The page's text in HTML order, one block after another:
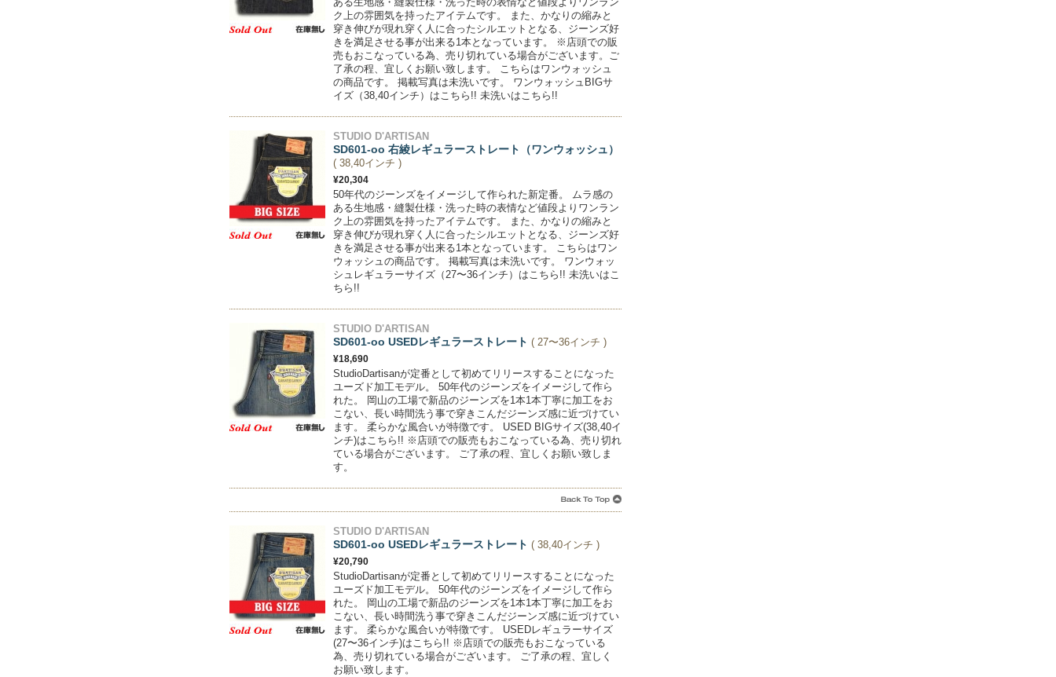
ク上の雰囲気を持ったアイテムです。 また、かなりの縮みと
穿き伸びが現れ穿く人に合ったシルエットとなる、ジーンズ好
きを満足させる事が出来る1本となっています。 ※店頭での販
売もおこなっている為、売り切れている場合がございます。ご
了承の程、宜しくお願い致します。 こちらはワンウォッシュ
の商品です。 掲載写真は未洗いです。 ワンウォッシュBIGサ
イズ（38,40インチ）はこちら!! 未洗いはこちら!!
STUDIO D'ARTISAN
SD601-oo 右綾レギュラーストレート（ワンウォッシュ）
( 38,40インチ )
¥20,304
50年代のジーンズをイメージして作られた新定番。 ムラ感の
ある生地感・縫製仕様・洗った時の表情など値段よりワンラン
ク上の雰囲気を持ったアイテムです。 また、かなりの縮みと
穿き伸びが現れ穿く人に合ったシルエットとなる、ジーンズ好
きを満足させる事が出来る1本となっています。 こちらはワン
ウォッシュの商品です。 掲載写真は未洗いです。 ワンウォッ
シュレギュラーサイズ（27〜36インチ）はこちら!! 未洗いはこ
ちら!!
STUDIO D'ARTISAN
SD601-oo USEDレギュラーストレート ( 27〜36インチ )
¥18,690
StudioDartisanが定番として初めてリリースすることになった
ユーズド加工モデル。 50年代のジーンズをイメージして作ら
れた。 岡山の工場で新品のジーンズを1本1本丁寧に加工をお
こない、長い時間洗う事で穿きこんだジーンズ感に近づけてい
ます。 柔らかな風合いが特徴です。 USED BIGサイズ(38,40イ
ンチ)はこちら!! ※店頭での販売もおこなっている為、売り切れ
ている場合がございます。 ご了承の程、宜しくお願い致しま
す。
STUDIO D'ARTISAN
SD601-oo USEDレギュラーストレート ( 38,40インチ )
¥20,790
StudioDartisanが定番として初めてリリースすることになった
ユーズド加工モデル。 50年代のジーンズをイメージして作ら
れた。 岡山の工場で新品のジーンズを1本1本丁寧に加工をお
こない、長い時間洗う事で穿きこんだジーンズ感に近づけてい
ます。 柔らかな風合いが特徴です。 USEDレギュラーサイズ
(27〜36インチ)はこちら!! ※店頭での販売もおこなっている
為、売り切れている場合がございます。 ご了承の程、宜しく
お願い致します。